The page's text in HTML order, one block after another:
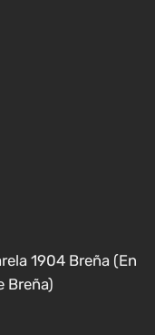
1904 Breña (En
Breña)